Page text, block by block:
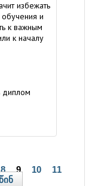
избежать
и
к важным
к началу
диплом
8 9 10
11
წინ